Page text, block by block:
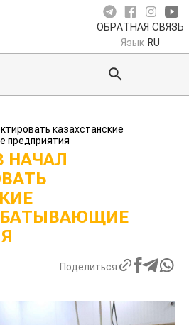
ОБРАТНАЯ СВЯЗЬ
Язык RU
казахстанские
предприятия
НАЧАЛ
Поделиться